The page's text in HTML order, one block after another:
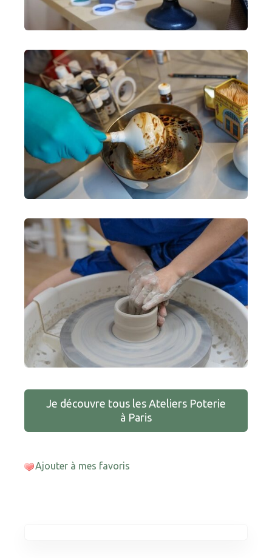
Je découvre tous les Ateliers Poterie
à Paris
Ajouter à mes favoris